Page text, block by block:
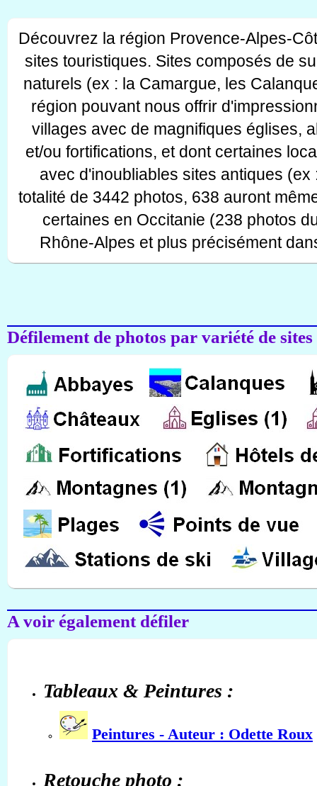
Découvrez la région Provence-Alpes-
sites touristiques. Sites composés de
naturels (ex : la Camargue, les
région pouvant nous offrir
villages avec de magnifiques églises,
et/ou fortifications, et dont certaines
avec d'inoubliables sites antiques
totalité de 3442 photos, 638 auront
certaines en Occitanie (238 photos
Rhône-Alpes et plus précisément
Défilement de photos par variété de
A voir également défiler
Tableaux & Peintures :
Peintures - Auteur : Odette Roux
Retouche photo :